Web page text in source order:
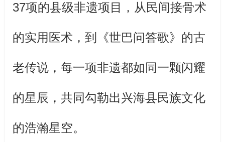
37项的县级非遗项目，从民间接骨术
的实用医术，到《世巴问答歌》的古
老传说，每一项非遗都如同一颗闪耀
的星辰，共同勾勒出兴海县民族文化
的浩瀚星空。